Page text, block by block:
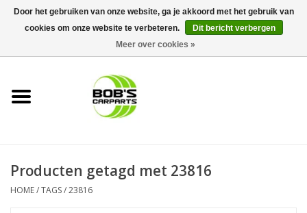
0 Artikelen - €0,00
KS TOOLS
Next Gereedschapswagens
Producten getagd met 23816
HOME/TAGS/23816
Door het gebruiken van onze website, ga je akkoord met het gebruik van
cookies om onze website te verbeteren.
Dit bericht verbergen
Meer over cookies »